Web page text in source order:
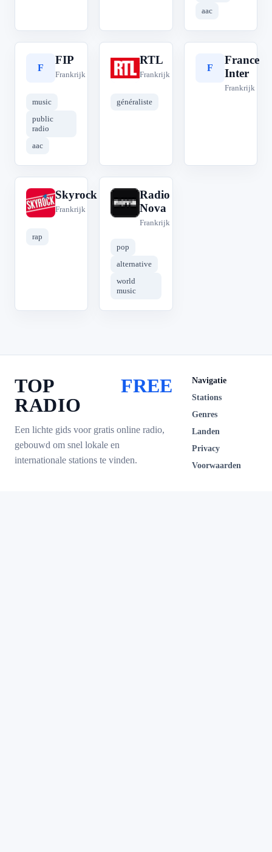
aac
F
FIP
Frankrijk
music
public
radio
aac
R
RTL
Frankrijk
généraliste
F
France
Inter
Frankrijk
S
Skyrock
Frankrijk
rap
R
Radio
Nova
Frankrijk
pop
alternative
world
music
TOP
RADIO
FREE
Een lichte gids voor gratis online radio,
gebouwd om snel lokale en
internationale stations te vinden.
Navigatie
Stations
Genres
Landen
Privacy
Voorwaarden